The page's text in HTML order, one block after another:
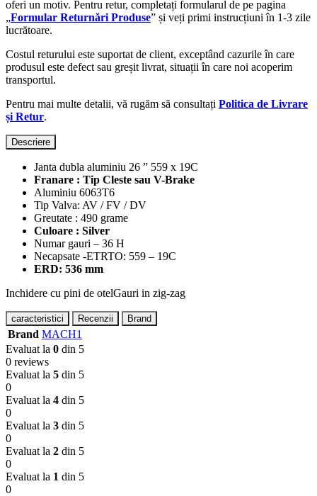
oferi un motiv. Pentru retur, completați formularul de pe pagina
„Formular Returnări Produse” și veți primi instrucțiuni în 1-3 zile
lucrătoare.
Costul returului este suportat de client, exceptând cazurile în care
produsul este defect sau greșit livrat, situații în care noi acoperim
transportul.
Pentru mai multe detalii, vă rugăm să consultați Politica de Livrare
și Retur.
Descriere
Janta dubla aluminiu 26 ” 559 x 19C
Franare : Tip Cleste sau V-Brake
Aluminiu 6063T6
Tip Valva: AV / FV / DV
Greutate : 490 grame
Culoare : Silver
Numar gauri – 36 H
Necapsate -ETRTO: 559 – 19C
ERD: 536 mm
Inchidere cu pini de otelGauri in zig-zag
caracteristici Recenzii Brand
Brand MACH1
Evaluat la 0 din 5
0 reviews
Evaluat la 5 din 5
0
Evaluat la 4 din 5
0
Evaluat la 3 din 5
0
Evaluat la 2 din 5
0
Evaluat la 1 din 5
0